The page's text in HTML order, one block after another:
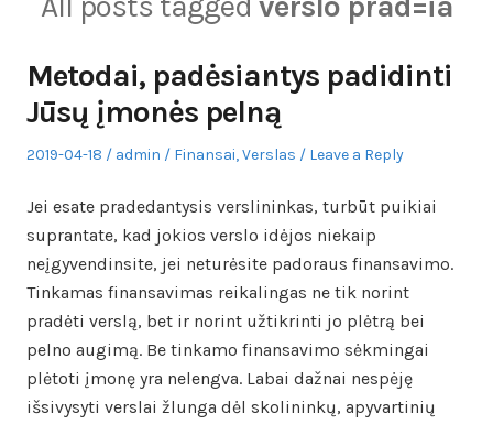
Metodai, padėsiantys padidinti
Jūsų įmonės pelną
Posted
2019-04-18 Author
admin
Posted
Finansai,Verslas Leave a Reply
Jei esate pradedantysis verslininkas, turbūt puikiai
suprantate, kad jokios verslo idėjos niekaip
neįgyvendinsite, jei neturėsite padoraus finansavimo.
Tinkamas finansavimas reikalingas ne tik norint
pradėti verslą, bet ir norint užtikrinti jo plėtrą bei
pelno augimą. Be tinkamo finansavimo sėkmingai
plėtoti įmonę yra nelengva. Labai dažnai nespėję
išsivysyti verslai žlunga dėl skolininkų, apyvartinių